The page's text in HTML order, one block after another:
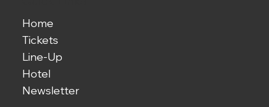
Home
Tickets
Line-Up
Hotel
Newsletter